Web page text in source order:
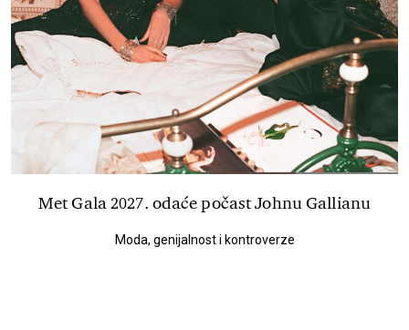
Met Gala 2027. odaće počast Johnu Gallianu
Moda, genijalnost i kontroverze